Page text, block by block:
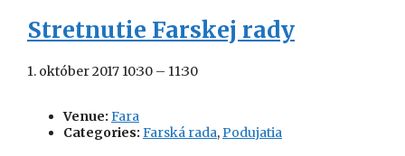
Stretnutie Farskej rady
1. október 2017 10:30 – 11:30
Venue: Fara
Categories: Farská rada,Podujatia